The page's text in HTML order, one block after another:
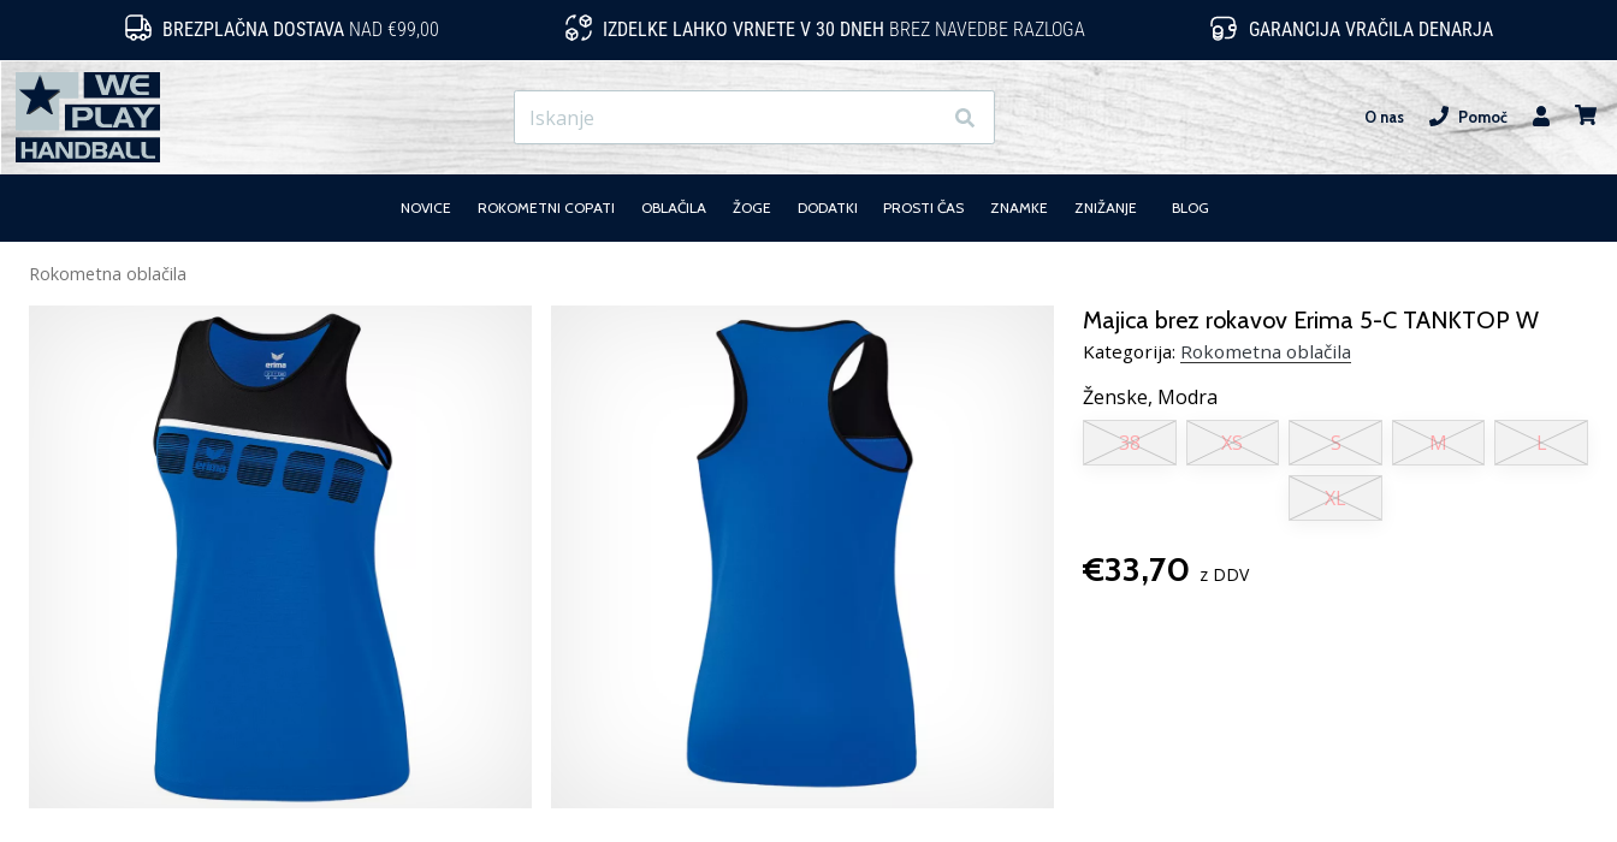
BREZPLAČNA DOSTAVA NAD €99,00 IZDELKE LAHKO VRNETE V 30 DNEH BREZ NAVEDBE RAZLOGA GARANCIJA VRAČILA DENARJA
WePlayHandball.si
Iskanje O nas
Pomoč
Uporabnik
NOVICE ROKOMETNI COPATI OBLAČILA ŽOGE DODATKI PROSTI ČAS ZNAMKE ZNIŽANJE BLOG
Rokometna oblačila
Majica brez rokavov Erima 5-C TANKTOP W
Kategorija: Rokometna oblačila
Ženske, Modra
38
XS S M L
XL
€33,70 z DDV